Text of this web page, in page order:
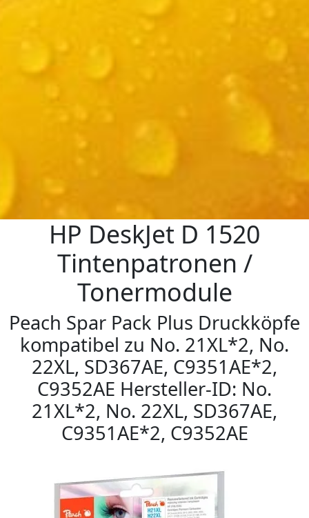
HP DeskJet D 1520
Tintenpatronen /
Tonermodule
Peach Spar Pack Plus Druckköpfe
kompatibel zu No. 21XL*2, No.
22XL, SD367AE, C9351AE*2,
C9352AE Hersteller-ID: No.
21XL*2, No. 22XL, SD367AE,
C9351AE*2, C9352AE